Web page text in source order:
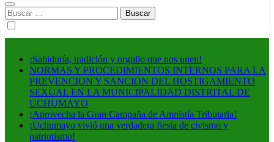
Buscar:
¡Sabiduría, tradición y orgullo que nos unen!
NORMAS Y PROCEDIMIENTOS INTERNOS PARA LA
PREVENCION Y SANCION DEL HOSTIGAMIENTO
SEXUAL EN LA MUNICIPALIDAD DISTRITAL DE
UCHUMAYO
¡Aprovecha la Gran Campaña de Amnistía Tributaria!
¡Uchumayo vivió una verdadera fiesta de civismo y
patriotismo!